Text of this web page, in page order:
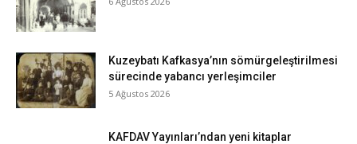
Kuzeybatı Kafkasya’nın sömürgeleştirilmesi
sürecinde yabancı yerleşimciler
5 Ağustos 2026
KAFDAV Yayınları’ndan yeni kitaplar